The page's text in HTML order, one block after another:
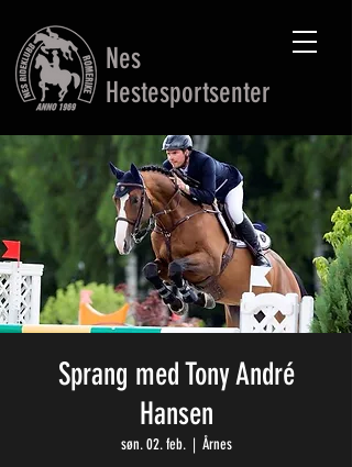
Nes
Hestesportsenter
Sprang med Tony André
Hansen
søn. 02. feb.
  |
Årnes